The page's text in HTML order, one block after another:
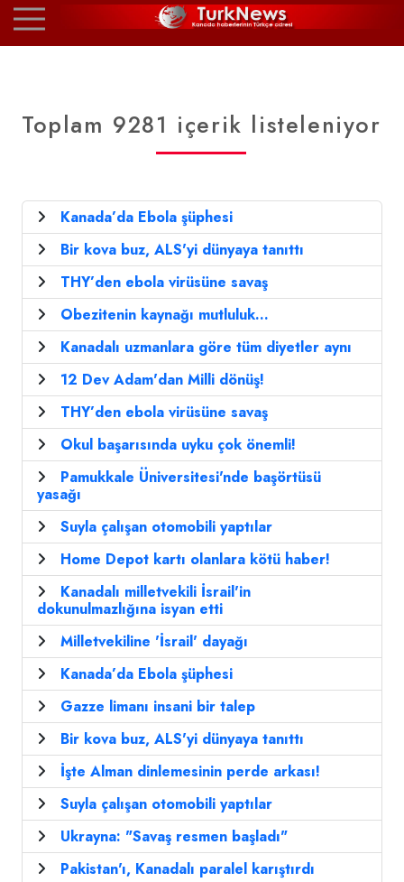
Toplam 9281 içerik listeleniyor
Kanada’da Ebola şüphesi
Bir kova buz, ALS'yi dünyaya tanıttı
THY’den ebola virüsüne savaş
Obezitenin kaynağı mutluluk...
Kanadalı uzmanlara göre tüm diyetler aynı
12 Dev Adam'dan Milli dönüş!
THY’den ebola virüsüne savaş
Okul başarısında uyku çok önemli!
Pamukkale Üniversitesi'nde başörtüsü
yasağı
Suyla çalışan otomobili yaptılar
Home Depot kartı olanlara kötü haber!
Kanadalı milletvekili İsrail'in
dokunulmazlığına isyan etti
Milletvekiline 'İsrail' dayağı
Kanada’da Ebola şüphesi
Gazze limanı insani bir talep
Bir kova buz, ALS'yi dünyaya tanıttı
İşte Alman dinlemesinin perde arkası!
Suyla çalışan otomobili yaptılar
Ukrayna: "Savaş resmen başladı"
Pakistan'ı, Kanadalı paralel karıştırdı